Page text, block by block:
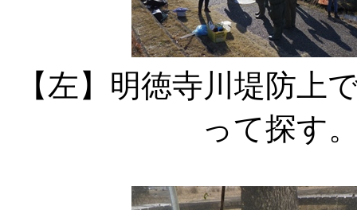
【左】明徳寺川堤防
って探す